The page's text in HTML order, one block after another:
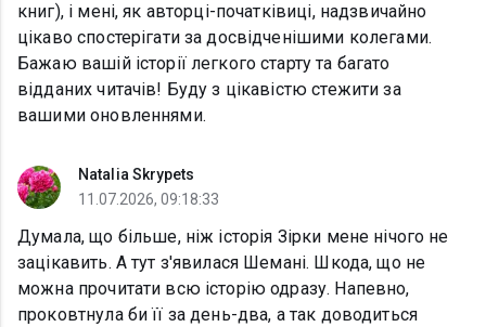
книг), і мені, як авторці-початківиці, надзвичайно
цікаво спостерігати за досвідченішими колегами.
Бажаю вашій історії легкого старту та багато
відданих читачів! Буду з цікавістю стежити за
вашими оновленнями.
Natalia Skrypets
11.07.2026, 09:18:33
Думала, що більше, ніж історія Зірки мене нічого не
зацікавить. А тут з'явилася Шемані. Шкода, що не
можна прочитати всю історію одразу. Напевно,
проковтнула би її за день-два, а так доводиться